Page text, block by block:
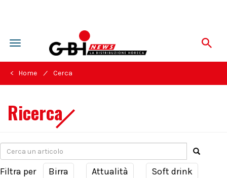
Toggle
navigation
< Home / Cerca
Ricerca
Filtra per Birra Attualità
Soft drink